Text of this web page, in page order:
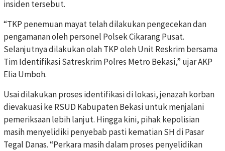
insiden tersebut.
“TKP penemuan mayat telah dilakukan pengecekan dan
pengamanan oleh personel Polsek Cikarang Pusat.
Selanjutnya dilakukan olah TKP oleh Unit Reskrim bersama
Tim Identifikasi Satreskrim Polres Metro Bekasi,” ujar AKP
Elia Umboh.
Usai dilakukan proses identifikasi di lokasi, jenazah korban
dievakuasi ke RSUD Kabupaten Bekasi untuk menjalani
pemeriksaan lebih lanjut. Hingga kini, pihak kepolisian
masih menyelidiki penyebab pasti kematian SH di Pasar
Tegal Danas. “Perkara masih dalam proses penyelidikan